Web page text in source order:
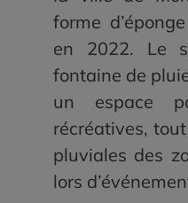
forme
en 2022. Le
fontaine de
un espace
récréatives,
pluviales des
lors